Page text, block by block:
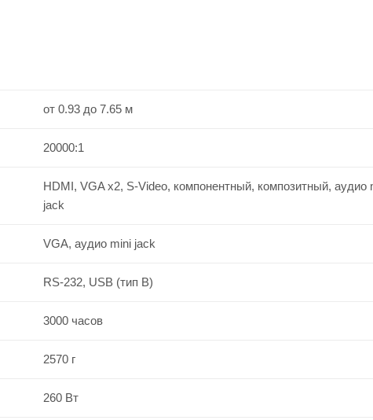
от 0.93 до 7.65 м
20000:1
HDMI, VGA x2, S-Video, компонентный, композитный, аудио
jack
VGA, аудио mini jack
RS-232, USB (тип B)
3000 часов
2570 г
260 Вт